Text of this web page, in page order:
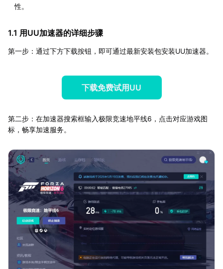
性。
1.1 用UU加速器的详细步骤
第一步：通过下方下载按钮，即可通过最新安装包安装UU加速器。
下载免费试用UU
第二步：在加速器搜索框输入极限竞速地平线6，点击对应游戏图
标，畅享加速服务。